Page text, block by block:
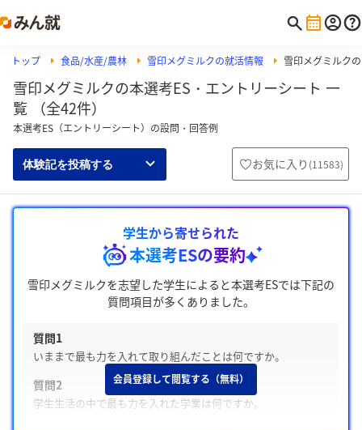
トップ 食品/水産/農林 雪印メグミルクの就活情報 雪印メグミルク
雪印メグミルクの本選考ES・エントリーシート 一
覧 （全42件）
本選考ES（エントリーシート）の設問・回答例
体験記を投稿する お気に入り (11583)
学生から寄せられた
本選考ESの要約
雪印メグミルクを志望した学生によると本選考ESでは下記の
質問項目が多くありました。
質問1
いままで最も力を入れて取り組んだことは何ですか。
質問2
学生生活の中で最も力を入れた学業は何ですか。
会員登録して閲覧する（無料）